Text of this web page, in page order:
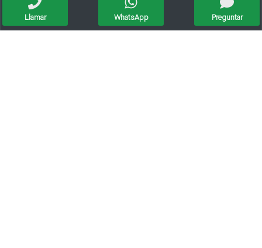
Llamar WhatsApp Preguntar